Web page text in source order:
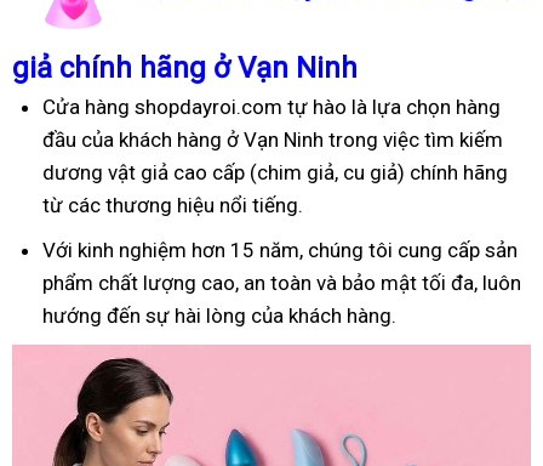
giả chính hãng ở Vạn Ninh
Cửa hàng shopdayroi.com tự hào là lựa chọn hàng
đầu của khách hàng ở Vạn Ninh trong việc tìm kiếm
dương vật giả cao cấp (chim giả, cu giả) chính hãng
từ các thương hiệu nổi tiếng.
Với kinh nghiệm hơn 15 năm, chúng tôi cung cấp sản
phẩm chất lượng cao, an toàn và bảo mật tối đa, luôn
hướng đến sự hài lòng của khách hàng.